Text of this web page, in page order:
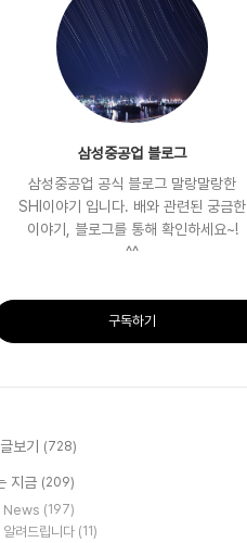
삼성중공업 블로그
삼성중공업 공식 블로그 말랑말랑한
SHI이야기 입니다. 배와 관련된 궁금한
이야기, 블로그를 통해 확인하세요~!
^^
구독하기
보기 (728)
지금 (209)
News (197)
려드립니다 (11)